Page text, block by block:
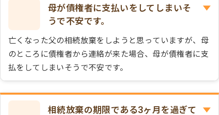
母が債権者に支払いをしてしまいそ
うで不安です。
亡くなった父の相続放棄をしようと思っていますが、母
のところに債権者から連絡が来た場合、母が債権者に支
払をしてしまいそうで不安です。
相続放棄の期限である3ヶ月を過ぎて